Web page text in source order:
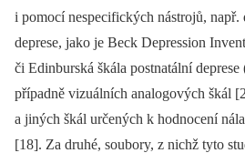
i pomocí nespecifických nástrojů, např.
deprese, jako je Beck Depression
či Edinburská škála postnatální
případně vizuálních analogových škál
a jiných škál určených k hodnocení
[18]. Za druhé, soubory, z nichž tyto